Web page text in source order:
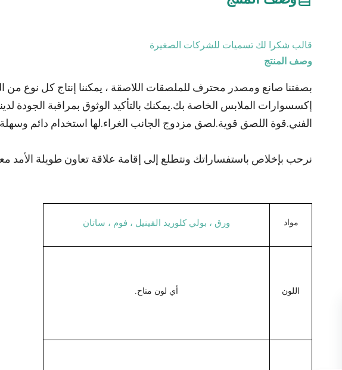
قالب شكرا لك تسميات للشركات الصغيرة
وصف المنتج
بصفتنا صانع ومصدر محترف للملصقات اللاصقة ، يمكننا إنتاج كل نوع من
إكسسوارات الملابس الخاصة بك.يمكنك بالتأكيد الوثوق بمراقبة الجودة
الفني.قوة اللصق قوية.لصق مزدوج الجانب الغراء.لها استخدام دائم
نرحب بإخلاص باستفساراتك ونتطلع إلى إقامة علاقة تعاون طويلة
مواد ورق ، بولي كلوريد الفينيل ، فوم ، ساتان
اللون أي لون متاح.